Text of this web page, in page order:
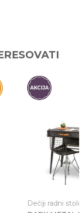
Dečiji radni